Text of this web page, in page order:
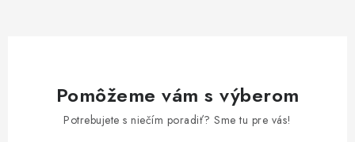
Pomôžeme vám s výberom
Potrebujete s niečím poradiť? Sme tu pre vás!